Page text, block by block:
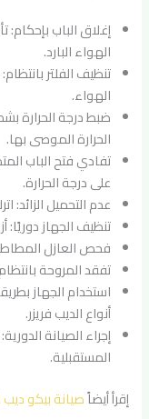
إغلاق الباب
الهواء البارد.
تنظيف الفلتر
الهواء.
ضبط درجة الحرارة
الحرارة الموصى بها.
تفادي فتح الباب
على درجة الحرارة.
عدم التحميل
تنظيف الجهاز دوريًا:
فحص العازل
تفقد المروحة
استخدام الجهاز
أنواع الديب فريزر.
إجراء الصيانة
المستقبلية.
إقرأ أيضاًصيانة بيكو ديب